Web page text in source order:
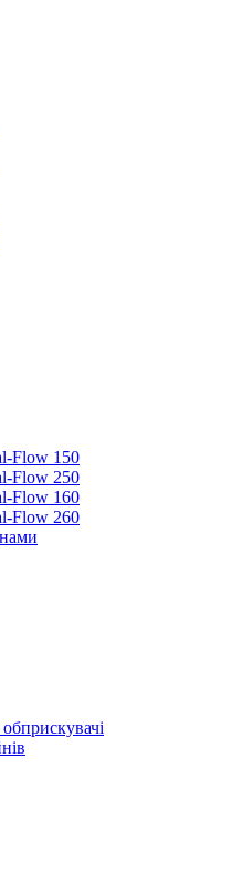
Flow 150
Flow 250
Flow 160
Flow 260